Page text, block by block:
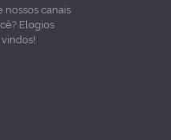
nossos canais
Elogios